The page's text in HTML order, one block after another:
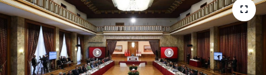
KÜLTÜR-SANAT
MAGAZİN